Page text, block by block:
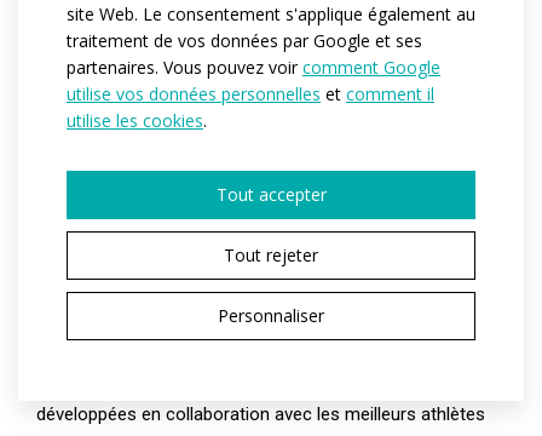
site Web. Le consentement s'applique également au
traitement de vos données par Google et ses
partenaires. Vous pouvez voircomment Google
utilise vos données personnelles et comment il
utilise les cookies.
Tout accepter
Tout rejeter
Personnaliser
Variantes:
Pánská / Dámská
Tailles adulte:
XS / S / M / L / XL / XXL
VOUS AVEZ CHOISI UNE VARIANTE DE PRODUIT
ELITE
La gamme ELITE est destinée aux athlètes professionnels
pour qui la vitesse et le temps final sont la priorité absolue,
développées en collaboration avec les meilleurs athlètes